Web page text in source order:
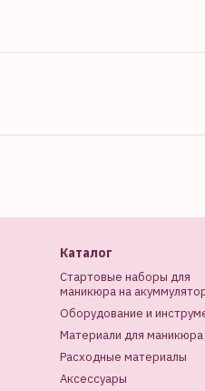
Каталог
Стартовые наборы для
маникюра на
Оборудование и
Материали для маникюра
Расходные материалы
Аксессуары